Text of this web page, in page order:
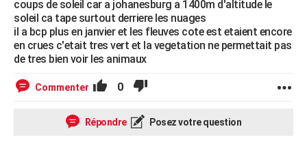
coups de soleil car a johanesburg a 1400m d'altitude le
soleil ca tape surtout derriere les nuages
il a bcp plus en janvier et les fleuves cote est etaient encore
en crues c'etait tres vert et la vegetation ne permettait pas
de tres bien voir les animaux
Commenter 0
Répondre Posez votre question